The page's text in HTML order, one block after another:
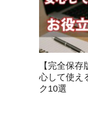
【完全保
心して使え
ク10選